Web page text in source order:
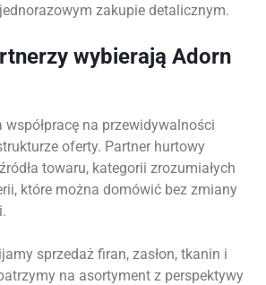
zakupie detalicznym.
wybierają Adorn
współpracę na przewidywalności
oferty. Partner hurtowy
towaru, kategorii zrozumiałych
które można domówić bez zmiany
sprzedaż firan, zasłon, tkanin i
na asortyment z perspektywy